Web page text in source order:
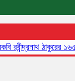
ঠাকুরের